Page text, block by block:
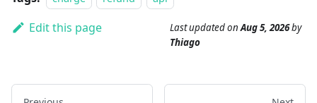
Edit this page Last updatedonAug 5, 2026by
Thiago